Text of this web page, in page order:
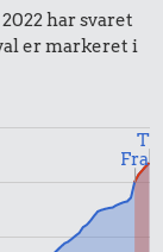
152 kr.
har svaret
er markeret i
Fra
Til